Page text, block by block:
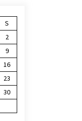
S
2
9
16
23
30